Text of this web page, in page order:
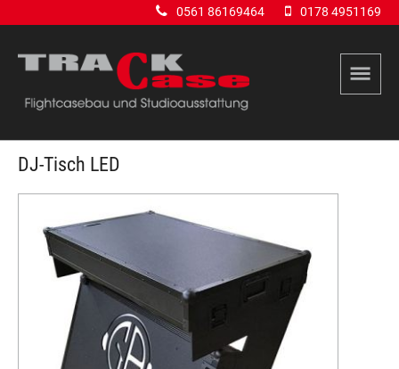
0561 86169464 0178 4951169
DJ-Tisch LED